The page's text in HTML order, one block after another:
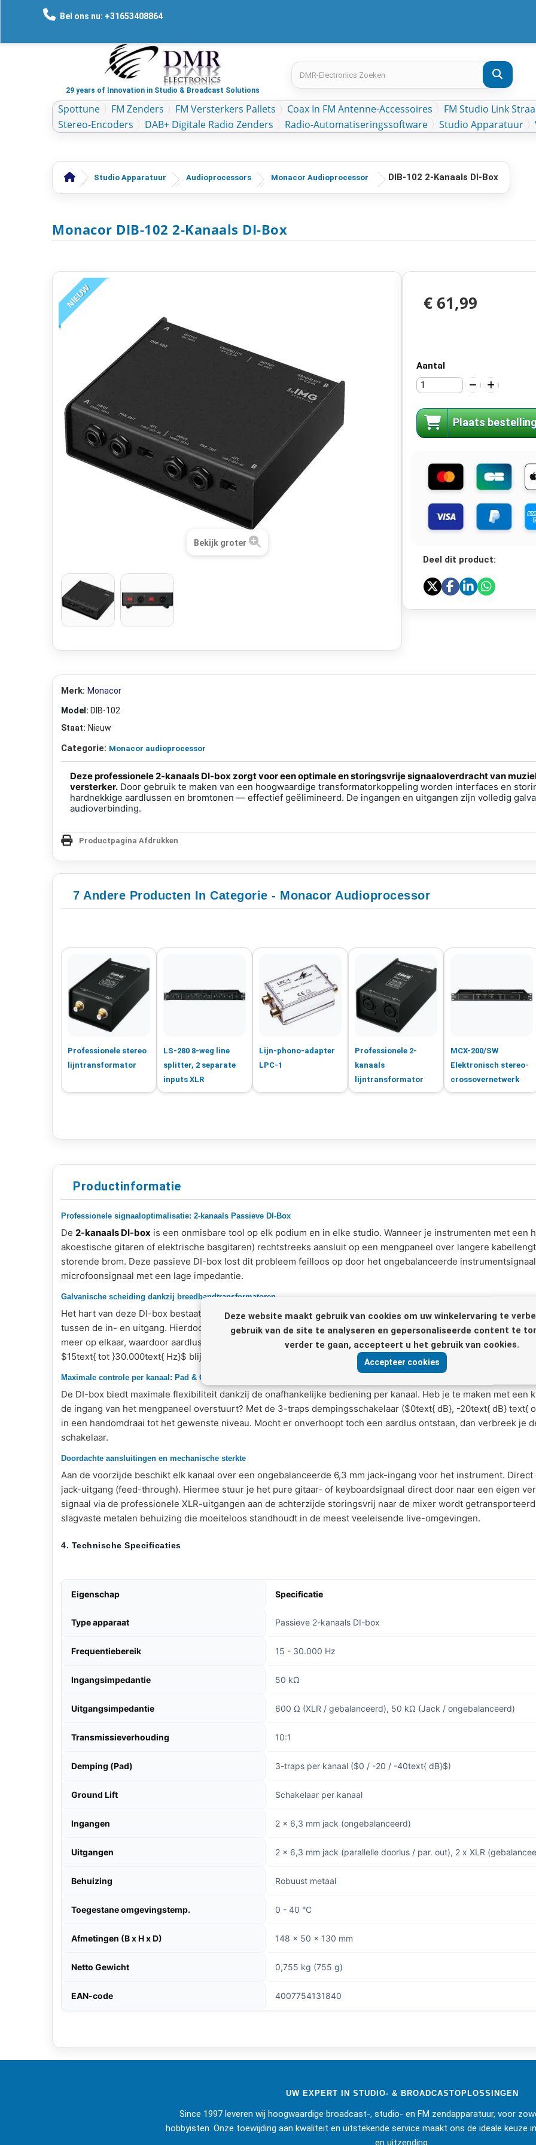
Bel ons nu: +31653408864
29 years of Innovation in Studio & Broadcast Solutions
Spottune FM Zenders FM Versterkers Pallets Coax In FM Antenne-Accessoires
FM Studio Link
Stereo-Encoders
DAB+ Digitale Radio Zenders Radio-Automatiseringssoftware Studio Apparatuur
Deze website maakt gebruik van cookies om uw winkelervaring te
gebruik van de site te analyseren en gepersonaliseerde content te
verder te gaan, accepteert u het gebruik van cookies.
Accepteer cookies
Studio Apparatuur Audioprocessors Monacor Audioprocessor DIB-102 2-Kanaals DI-Box
Monacor DIB-102 2-Kanaals DI-Box
NIEUW
Bekijk groter
€ 61,99
Aantal
Plaats
Deel dit product:
Merk: Monacor
Model: DIB-102
Staat: Nieuw
Categorie: Monacor audioprocessor
Deze professionele 2-kanaals DI-box zorgt voor een optimale en storingsvrije signaaloverdracht van
versterker. Door gebruik te maken van een hoogwaardige transformatorkoppeling worden interfaces en
hardnekkige aardlussen en bromtonen — effectief geëlimineerd. De ingangen en uitgangen zijn volledig
audioverbinding.
Productpagina Afdrukken
7 Andere Producten In Categorie - Monacor Audioprocessor
Professionele stereo
lijntransformator
LS-280 8-weg line
splitter, 2 separate
inputs XLR
Lijn-phono-adapter
LPC-1
Professionele 2-
kanaals
lijntransformator
MCX-200/SW
Elektronisch stereo-
crossovernetwerk
Productinformatie
Professionele signaaloptimalisatie: 2-kanaals Passieve DI-Box
De 2-kanaals DI-box is een onmisbare tool op elk podium en in elke studio. Wanneer je instrumenten met een
akoestische gitaren of elektrische basgitaren) rechtstreeks aansluit op een mengpaneel over langere
storende brom. Deze passieve DI-box lost dit probleem feilloos op door het ongebalanceerde
microfoonsignaal met een lage impedantie.
Galvanische scheiding dankzij breedbandtransformatoren
Het hart van deze DI-box bestaat uit twee hoogwaardige breedband-balanceringstransformatoren. Deze
tussen de in- en uitgang. Hierdoor hebben elektrische spanningsverschillen tussen bijvoorbeeld een
meer op elkaar, waardoor aardlussen en de bekende$50text{ Hz}$bromtoon tot het verleden behoren.
$15text{ tot }30.000text{ Hz}$ blijft het natuurlijke klankkarakter van je instrument volledig intact.
Maximale controle per kanaal: Pad & Ground Lift
De DI-box biedt maximale flexibiliteit dankzij de onafhankelijke bediening per kanaal. Heb je te maken met een
de ingang van het mengpaneel overstuurt? Met de 3-traps dempingsschakelaar ($0text{ dB}, -20text{ dB} text{
in een handomdraai tot het gewenste niveau. Mocht er onverhoopt toch een aardlus ontstaan, dan verbreek je
schakelaar.
Doordachte aansluitingen en mechanische sterkte
Aan de voorzijde beschikt elk kanaal over een ongebalanceerde 6,3 mm jack-ingang voor het instrument.
jack-uitgang (feed-through). Hiermee stuur je het pure gitaar- of keyboardsignaal direct door naar een eigen
signaal via de professionele XLR-uitgangen aan de achterzijde storingsvrij naar de mixer wordt
slagvaste metalen behuizing die moeiteloos standhoudt in de meest veeleisende live-omgevingen.
4. Technische Specificaties
Eigenschap Specificatie
Type apparaat Passieve 2-kanaals DI-box
Frequentiebereik 15 - 30.000 Hz
Ingangsimpedantie 50 kΩ
Uitgangsimpedantie 600 Ω (XLR / gebalanceerd), 50 kΩ (Jack / ongebalanceerd)
Transmissieverhouding 10:1
Demping (Pad) 3-traps per kanaal ($0 / -20 / -40text{ dB}$)
Ground Lift Schakelaar per kanaal
Ingangen 2 x 6,3 mm jack (ongebalanceerd)
Uitgangen 2 x 6,3 mm jack (parallelle doorlus / par. out), 2 x XLR
Behuizing Robuust metaal
Toegestane omgevingstemp. 0 - 40 °C
Afmetingen (B x H x D) 148 x 50 x 130 mm
Netto Gewicht 0,755 kg (755 g)
EAN-code 4007754131840
UW EXPERT IN STUDIO- & BROADCASTOPLOSSINGEN
Since 1997 leveren wij hoogwaardige broadcast-, studio- en FM zendapparatuur, voor
hobbyisten. Onze toewijding aan kwaliteit en uitstekende service maakt ons de ideale keuze
en uitzending.